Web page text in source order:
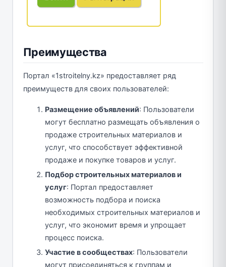
Преимущества
Портал «1stroitelny.kz» предоставляет ряд
преимуществ для своих пользователей:
Размещение объявлений: Пользователи
могут бесплатно размещать объявления о
продаже строительных материалов и
услуг, что способствует эффективной
продаже и покупке товаров и услуг.
Подбор строительных материалов и
услуг: Портал предоставляет
возможность подбора и поиска
необходимых строительных материалов и
услуг, что экономит время и упрощает
процесс поиска.
Участие в сообществах: Пользователи